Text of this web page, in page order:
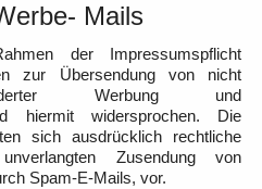
Mails
der Impressumspflicht
zur Übersendung von nicht
Werbung und
hiermit widersprochen. Die
sich ausdrücklich rechtliche
Zusendung von
Spam-E-Mails, vor.